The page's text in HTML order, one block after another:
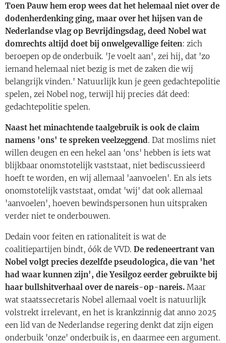
Toen Pauw hem erop wees dat het helemaal niet over de
dodenherdenking ging, maar over het hijsen van de
Nederlandse vlag op Bevrijdingsdag, deed Nobel wat
domrechts altijd doet bij onwelgevallige feiten: zich
beroepen op de onderbuik. 'Je voelt aan', zei hij, dat 'zo
iemand helemaal niet bezig is met de zaken die wij
belangrijk vinden.' Natuurlijk kun je geen gedachtepolitie
spelen, zei Nobel nog, terwijl hij precies dát deed:
gedachtepolitie spelen.
Naast het minachtende taalgebruik is ook de claim
namens 'ons' te spreken veelzeggend. Dat moslims niet
willen deugen en een hekel aan 'ons' hebben is iets wat
blijkbaar onomstotelijk vaststaat, niet bediscussieerd
hoeft te worden, en wij allemaal 'aanvoelen'. En als iets
onomstotelijk vaststaat, omdat 'wij' dat ook allemaal
'aanvoelen', hoeven bewindspersonen hun uitspraken
verder niet te onderbouwen.
Dedain voor feiten en rationaliteit is wat de
coalitiepartijen bindt, óók de VVD. De redeneertrant van
Nobel volgt precies dezelfde pseudologica, die van 'het
had waar kunnen zijn', die Yesilgoz eerder gebruikte bij
haar bullshitverhaal over de nareis-op-nareis. Maar
wat staatssecretaris Nobel allemaal voelt is natuurlijk
volstrekt irrelevant, en het is krankzinnig dat anno 2025
een lid van de Nederlandse regering denkt dat zijn eigen
onderbuik 'onze' onderbuik is, en daarmee een argument.